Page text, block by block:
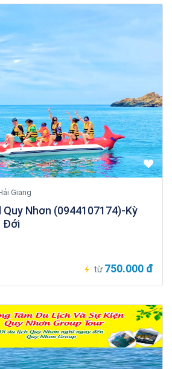
Giang
Nhơn (0944107174)-Kỳ
Đới
từ 750.000 đ